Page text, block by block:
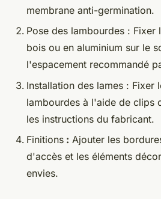
membrane anti-germination.
Pose des lambourdes : Fixer
bois ou en aluminium sur le
l'espacement recommandé
Installation des lames : Fixer
lambourdes à l'aide de clips
les instructions du fabricant.
Finitions : Ajouter les
d'accès et les éléments
envies.